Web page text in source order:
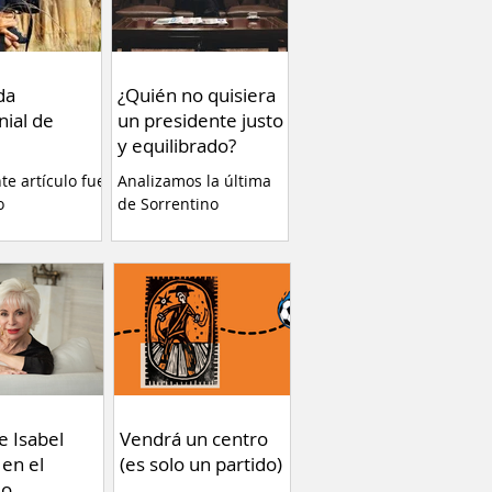
de
artículo fue
de
de estrenar
de
es una
altamente
temas
no debemos
¿Quién no quisiera
un presidente justo
y equilibrado?
Analizamos la última
de Sorrentino
Isabel
el
Vendrá un centro
(es solo un partido)